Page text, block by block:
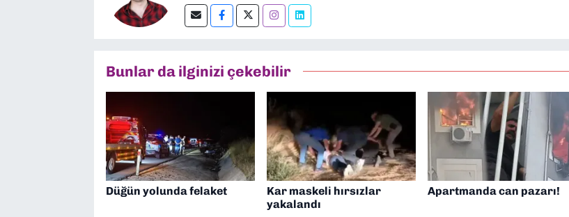
Bunlar da ilginizi çekebilir
Düğün yolunda felaket
Kar maskeli hırsızlar
yakalandı
Apartmanda can pazarı!